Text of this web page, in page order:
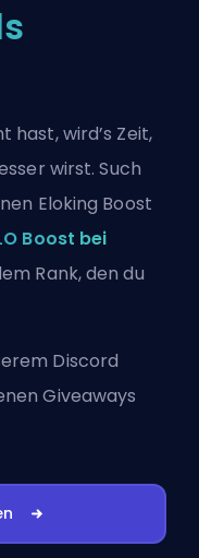
hast, wird’s Zeit,
wirst. Such
Eloking Boost
Boost bei
Rank, den du
Discord
Giveaways